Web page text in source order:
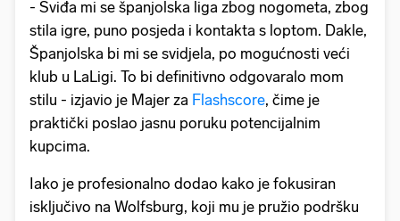
- Sviđa mi se španjolska liga zbog nogometa, zbog
stila igre, puno posjeda i kontakta s loptom. Dakle,
Španjolska bi mi se svidjela, po mogućnosti veći
klub u LaLigi. To bi definitivno odgovaralo mom
stilu - izjavio je Majer za Flashscore, čime je
praktički poslao jasnu poruku potencijalnim
kupcima.
Iako je profesionalno dodao kako je fokusiran
isključivo na Wolfsburg, koji mu je pružio podršku